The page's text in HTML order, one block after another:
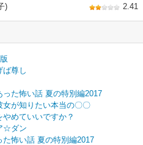
) 2.41
ば尊し
った怖い話 夏の特別編2017
女が知りたい本当の〇〇
やめていいですか？
☆ダン
た怖い話 夏の特別編2017